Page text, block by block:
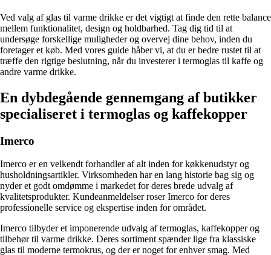
Ved valg af glas til varme drikke er det vigtigt at finde den rette balance
mellem funktionalitet, design og holdbarhed. Tag dig tid til at
undersøge forskellige muligheder og overvej dine behov, inden du
foretager et køb. Med vores guide håber vi, at du er bedre rustet til at
træffe den rigtige beslutning, når du investerer i termoglas til kaffe og
andre varme drikke.
En dybdegående gennemgang af butikker
specialiseret i termoglas og kaffekopper
Imerco
Imerco er en velkendt forhandler af alt inden for køkkenudstyr og
husholdningsartikler. Virksomheden har en lang historie bag sig og
nyder et godt omdømme i markedet for deres brede udvalg af
kvalitetsprodukter. Kundeanmeldelser roser Imerco for deres
professionelle service og ekspertise inden for området.
Imerco tilbyder et imponerende udvalg af termoglas, kaffekopper og
tilbehør til varme drikke. Deres sortiment spænder lige fra klassiske
glas til moderne termokrus, og der er noget for enhver smag. Med